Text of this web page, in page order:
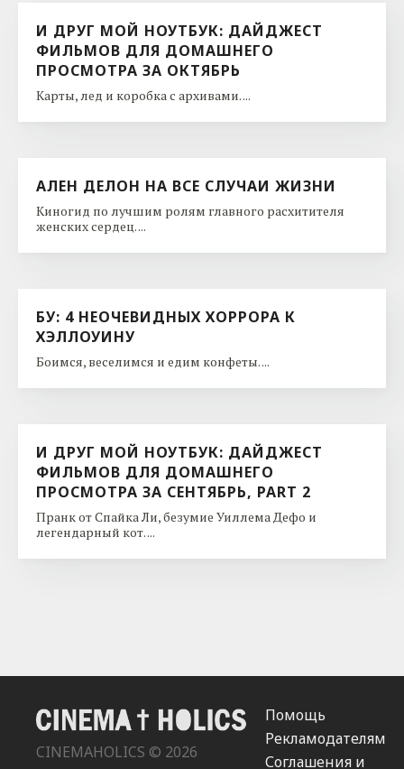
И ДРУГ МОЙ НОУТБУК: ДАЙДЖЕСТ
ФИЛЬМОВ ДЛЯ ДОМАШНЕГО
ПРОСМОТРА ЗА ОКТЯБРЬ
Карты, лед и коробка с архивами. ...
АЛЕН ДЕЛОН НА ВСЕ СЛУЧАИ ЖИЗНИ
Киногид по лучшим ролям главного расхитителя
женских сердец. ...
БУ: 4 НЕОЧЕВИДНЫХ ХОРРОРА К
ХЭЛЛОУИНУ
Боимся, веселимся и едим конфеты. ...
И ДРУГ МОЙ НОУТБУК: ДАЙДЖЕСТ
ФИЛЬМОВ ДЛЯ ДОМАШНЕГО
ПРОСМОТРА ЗА СЕНТЯБРЬ, PART 2
Пранк от Спайка Ли, безумие Уиллема Дефо и
легендарный кот. ...
CINEMAHOLICS © 2026
Помощь
Рекламодателям
Соглашения и